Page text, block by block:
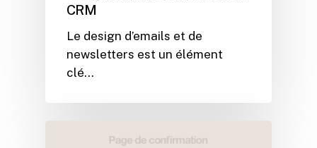
CRM
Le design d’emails et de
newsletters est un élément
clé…